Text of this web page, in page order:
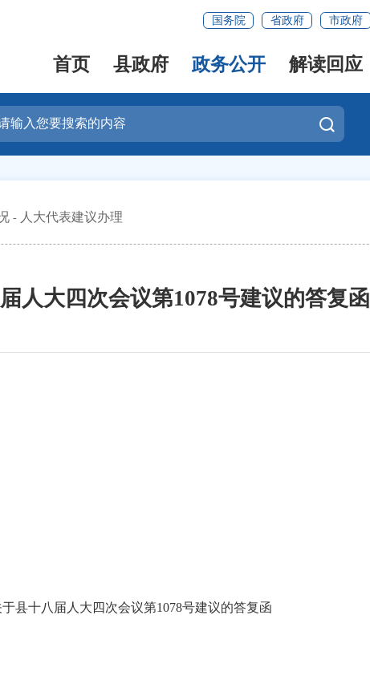
国务院 省政府 市政府
首页 县政府 政务公开 解读回应
人大代表建议办理
人大四次会议第1078号建议的答复函
于县十八 届 人大四次会议第1078号建议的答复函